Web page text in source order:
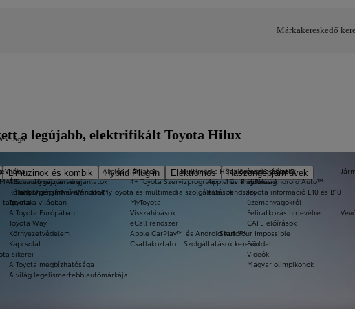
Márkakereskedő
Limuzinok és kombik Hybrid Plug-in Elektromos
Haszongépjárművek
Személygépjármű ajánlatok
Haszongépjármű ajánlatok
Szalonautó ajánlatok
1 év 8 újdonság
tagoknak
a11yOpensInNewWindow
Akciós ajánlatok
4+ Toyota Szervizprogram
MyToyota és multimédia szolgáltatások
MyToyota
Visszahívások
eCall rendszer
Apple CarPlay™ és Android Auto™
Csatlakoztatott Szolgáltatások kereső
Multimédia
Apple CarPlay™ és Android Auto™
eCall rendszer
Világa
Világa
Álomautó rajzverseny
Rólunk
Toyota a világban
A Toyota Európában
Toyota Way
Környezetvédelem
Kapcsolat
sikerei
A Toyota megbízhatósága
A világ legelismertebb autómárkája
Hírek & érdekességek
Hírek
Toyota információ E10 és B10
üzemanyagokról
Feliratkozás hírlevélre
CAFE előírások
Start Your Impossible
Főoldal
Videók
Magyar olimpikonok
a legújabb, elektrifikált Toyota Hilux